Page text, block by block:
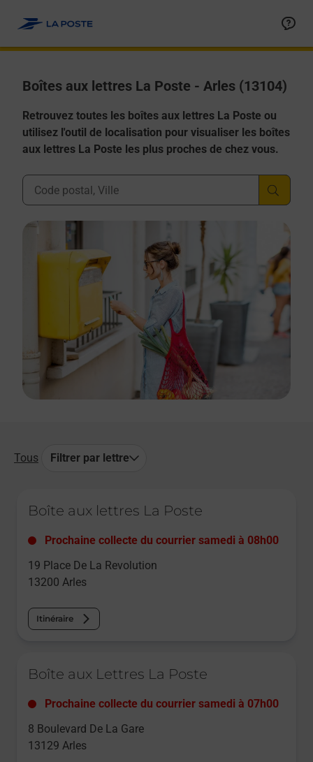
Boîtes aux lettres La Poste - Arles (13104)
Retrouvez toutes les boîtes aux lettres La Poste ou
utilisez l'outil de localisation pour visualiser les boîtes
aux lettres La Poste les plus proches de chez vous.
Ville, Département, Code Postal
Tous Filtrer par lettre
Boîte aux lettres La Poste
Prochaine collecte du courrier samedi à 08h00
19 Place De La Revolution
13200 Arles
Itinéraire
Boîte aux Lettres La Poste
Prochaine collecte du courrier samedi à 07h00
8 Boulevard De La Gare
13129 Arles